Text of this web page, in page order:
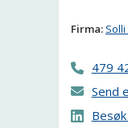
Firma:
479
Send